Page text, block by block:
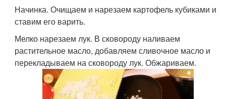
Начинка. Очищаем и нарезаем картофель кубиками и
ставим его варить.
Мелко нарезаем лук. В сковороду наливаем
растительное масло, добавляем сливочное масло и
перекладываем на сковороду лук. Обжариваем.